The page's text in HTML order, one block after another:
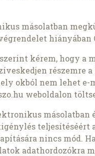
másolatban
kérem, hogy a
részemre
okból nem lehet
weboldalon
másolatban
teljesítéséért
nincs mód.
adathordozókra